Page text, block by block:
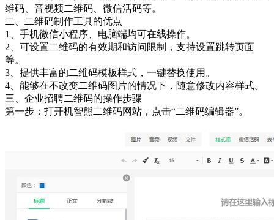
维码、音视频二维码、微信活码等。
二、二维码制作工具的优点
1、手机微信小程序、电脑端均可在线操作。
2、可设置二维码的有效期和访问限制，支持设置跳转页面
等。
3、提供丰富的二维码模板样式，一键替换使用。
4、能够在不改变二维码图片的情况下，随意修改内容样式。
三、企业招聘二维码的操作步骤
第一步：打开机智熊二维码网站，点击“二维码编辑器”。